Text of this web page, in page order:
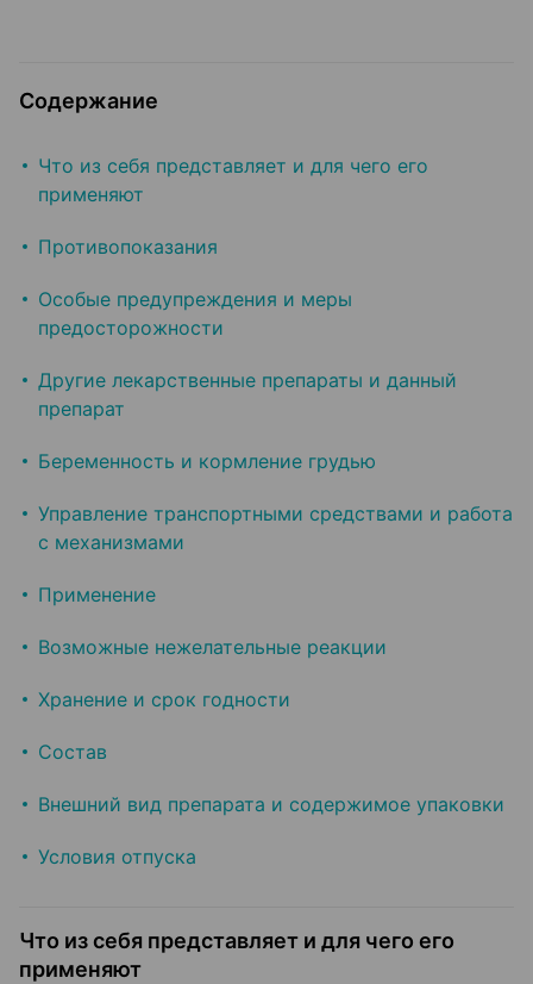
Содержание
Что из себя представляет и для чего его
применяют
Противопоказания
Особые предупреждения и меры
предосторожности
Другие лекарственные препараты и данный
препарат
Беременность и кормление грудью
Управление транспортными средствами и работа
с механизмами
Применение
Возможные нежелательные реакции
Хранение и срок годности
Состав
Внешний вид препарата и содержимое упаковки
Условия отпуска
Что из себя представляет и для чего его
применяют